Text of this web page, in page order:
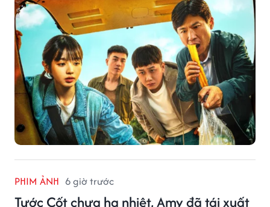
PHIM ẢNH 6 giờ trước
Tước Cốt chưa hạ nhiệt, Amy đã tái xuất